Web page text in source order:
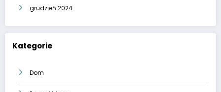
grudzień 2024
Kategorie
Dom